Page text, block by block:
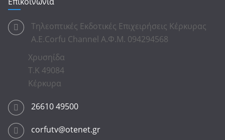
Τηλεοπτικές Εκδοτικές Επιχειρήσεις Κέρκυρας
Α.Ε.Corfu Channel Α.Φ.Μ. 094294568
Χρυσηίδα
Τ.Κ 49084
Κέρκυρα
26610 49500
corfutv@otenet.gr